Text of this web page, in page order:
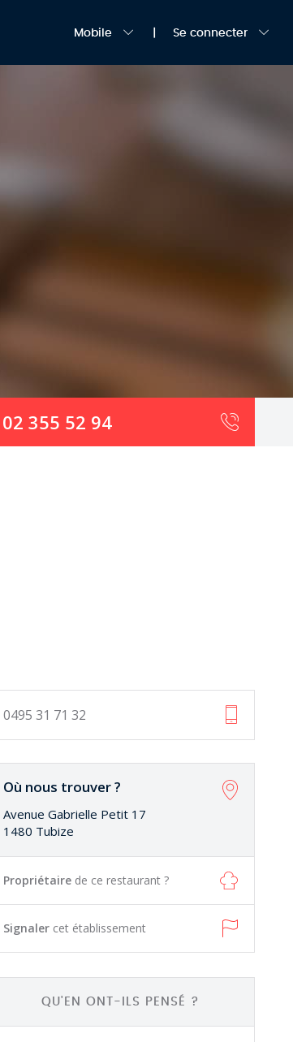
Mobile Se connecter
02 355 52 94
0495 31 71 32
Où nous trouver ?
Avenue Gabrielle Petit 17
1480 Tubize
Propriétaire de ce restaurant ?
Signaler cet établissement
QU'EN ONT-ILS PENSÉ ?